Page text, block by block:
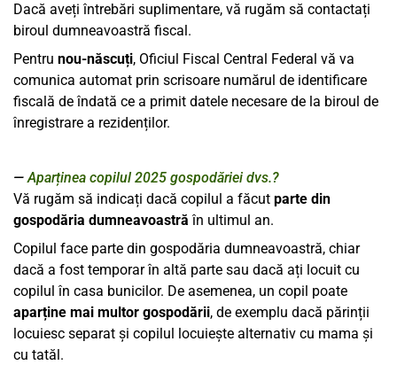
Dacă aveți întrebări suplimentare, vă rugăm să contactați
biroul dumneavoastră fiscal.
Pentru nou-născuți, Oficiul Fiscal Central Federal vă va
comunica automat prin scrisoare numărul de identificare
fiscală de îndată ce a primit datele necesare de la biroul de
înregistrare a rezidenților.
Aparținea copilul 2025 gospodăriei dvs.?
Vă rugăm să indicați dacă copilul a făcut parte din
gospodăria dumneavoastră în ultimul an.
Copilul face parte din gospodăria dumneavoastră, chiar
dacă a fost temporar în altă parte sau dacă ați locuit cu
copilul în casa bunicilor. De asemenea, un copil poate
aparține mai multor gospodării, de exemplu dacă părinții
locuiesc separat și copilul locuiește alternativ cu mama și
cu tatăl.